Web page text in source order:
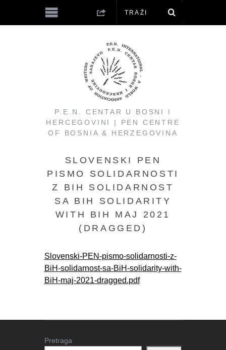
P.E.N. CENTAR U BOSNI I
HERCEGOVINI | PEN CENTRE
OF BOSNIA & HERZEGOVINA
SLOVENSKI PEN
PISMO SOLIDARNOSTI
Z BIH SOLIDARNOST
SA BIH SOLIDARITY
WITH BIH MAJ 2021
(DRAGGED)
Slovenski-PEN-pismo-solidarnosti-z-
BiH-solidarnost-sa-BiH-solidarity-with-
BiH-maj-2021-dragged.pdf
Pretraga